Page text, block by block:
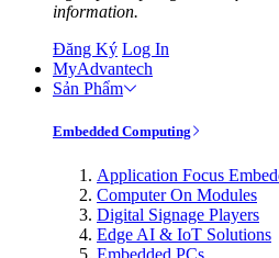
information.
Đăng Ký Log In
MyAdvantech
Sản Phẩm
Embedded Computing
Application Focus
Computer On Modules
Digital Signage Players
Edge AI & IoT Solutions
Embedded PCs